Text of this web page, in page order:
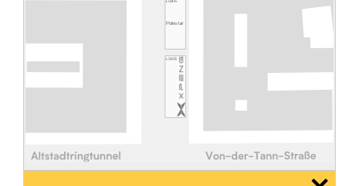
LS400
Polestar